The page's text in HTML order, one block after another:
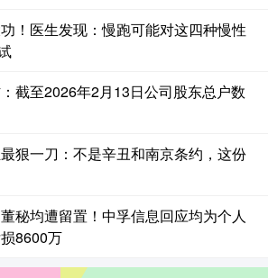
！医生发现：慢跑可能对这四种慢性
截至2026年2月13日公司股东总户数
狠一刀：不是辛丑和南京条约，这份
秘均遭留置！中孚信息回应均为个人
8600万